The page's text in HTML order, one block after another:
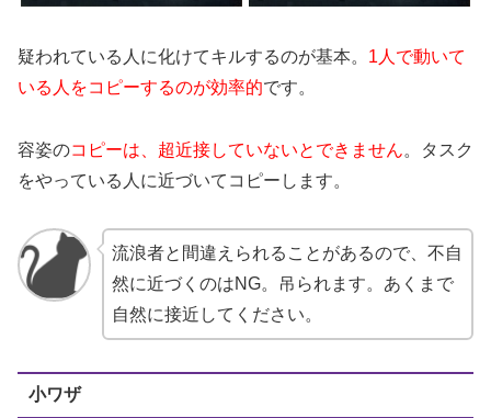
疑われている人に化けてキルするのが基本。 1人で動いて
いる人をコピーするのが効率的です。
容姿のコピーは、超近接していないとできません。タスク
をやっている人に近づいてコピーします。
流浪者と間違えられることがあるので、不自
然に近づくのはNG。吊られます。あくまで
自然に接近してください。
小ワザ